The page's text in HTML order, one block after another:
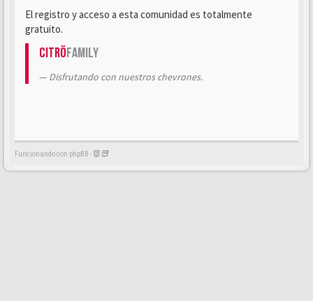
El registro y acceso a esta comunidad es totalmente
gratuito.
CitröFamily
Disfrutando con nuestros chevrones.
Funcionando con phpBB -